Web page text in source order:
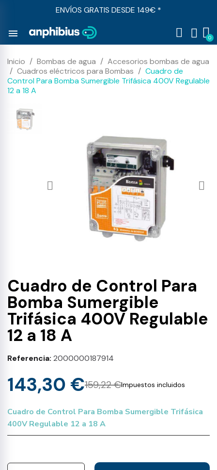
ENVÍOS GRATIS DESDE 149€ *
menu
Inicio Bombas de agua
Accesorios bombas de agua
Cuadros eléctricos para Bombas
Cuadro de
Control Para Bomba Sumergible Trifásica 400V Regulable
12 a 18 A
Cuadro de Control Para
Bomba Sumergible
Trifásica 400V Regulable
12 a 18 A
Referencia 2000000187914
159,22 €
143,30 € Impuestos incluidos
Cuadro de Control Para Bomba Sumergible Trifásica
400V Regulable 12 a 18 A